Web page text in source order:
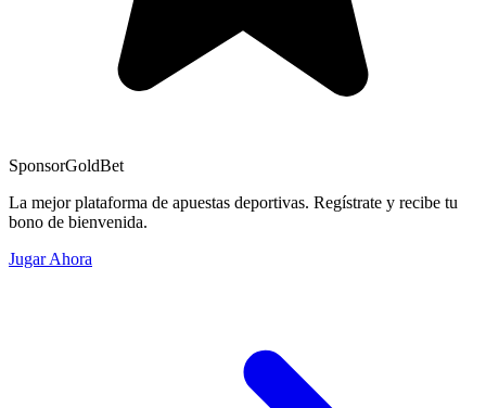
SponsorGoldBet
La mejor plataforma de apuestas deportivas. Regístrate y recibe tu
bono de bienvenida.
Jugar Ahora